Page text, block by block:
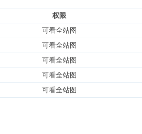
权限
可看全站图
可看全站图
可看全站图
可看全站图
可看全站图